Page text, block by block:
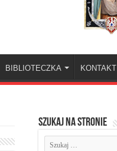
BIBLIOTECZKA KONTAKT
Szukaj na stronie